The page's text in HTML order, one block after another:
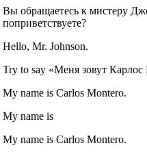
Вы обращаетесь к мистеру
поприветствуете?
Hello, Mr. Johnson.
Try to say «Меня зовут
My name is Carlos Montero.
My name is
My name is Carlos Montero.